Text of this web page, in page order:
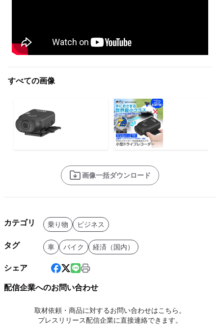
すべての画像
画像一括ダウンロード
カテゴリ 乗り物 ビジネス
タグ 車 バイク 経済（国内）
シェア
配信企業へのお問い合わせ
取材依頼・商品に対するお問い合わせはこちら。
プレスリリース配信企業に直接連絡できます。